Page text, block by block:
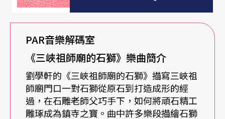
利悠久的文化傳統和高級的音樂水準所賜，布達佩
斯交響樂團在古典樂界一直享有極高的評價。曾與
布達佩斯交響樂團合作過的知名指揮家包括阿巴
多、巴比羅利爵士、多拉第、克倫培勒等，現任的
音樂總監即為享譽國際的指揮家與鋼琴家瓦薩里。
「彈」「指」神功令人期待
PAR音樂解碼室
《三峽祖師廟的石獅》樂曲簡介
劉學軒的《三峽祖師廟的石獅》描寫三峽祖
師廟門口一對石獅從原石到打造成形的經
過，在石雕老師父巧手下，如何將頑石精工
雕琢成為鎮寺之寶。曲中許多樂段描繪石獅